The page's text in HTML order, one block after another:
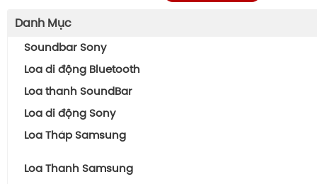
Danh Mục
Soundbar Sony
Loa di động Bluetooth
Loa thanh SoundBar
Loa di động Sony
Loa Tháp Samsung
Loa Thanh Samsung